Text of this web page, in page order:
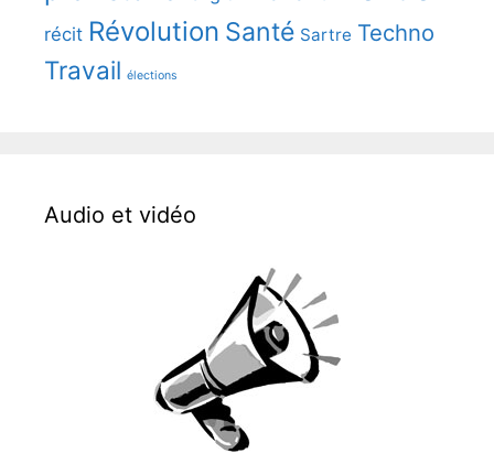
récit Révolution Santé Sartre Techno
Travail élections
Audio et vidéo